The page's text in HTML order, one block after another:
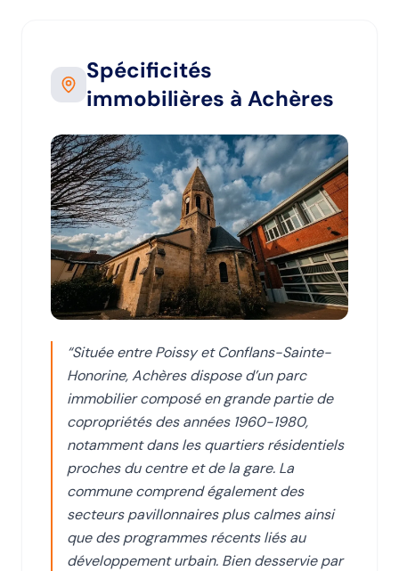
Spécificités
immobilières à Achères
“Située entre Poissy et Conflans-Sainte-
Honorine, Achères dispose d’un parc
immobilier composé en grande partie de
copropriétés des années 1960-1980,
notamment dans les quartiers résidentiels
proches du centre et de la gare. La
commune comprend également des
secteurs pavillonnaires plus calmes ainsi
que des programmes récents liés au
développement urbain. Bien desservie par